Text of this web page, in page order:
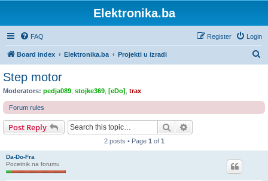
Elektronika.ba
FAQ Login
Register
Board index Elektronika.ba Projekti u izradi
c
Step motor
Moderators: pedja089 stojke369 [eDo] trax
Forum rules
Post Reply Search
2 posts • Page 1 of 1
Da-Do-Fra
Pocetnik na forumu